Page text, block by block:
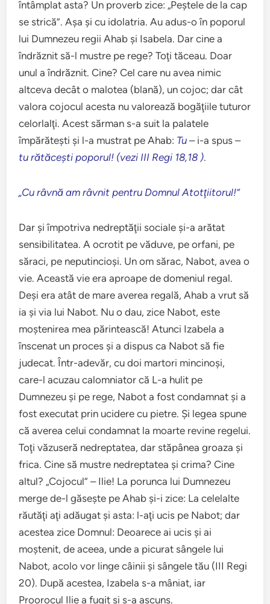
întâmplat asta? Un proverb zice: „Peştele de la cap
se strică”. Aşa şi cu idolatria. Au adus-o în poporul
lui Dumnezeu regii Ahab şi Isabela. Dar cine a
îndrăznit să-l mustre pe rege? Toţi tăceau. Doar
unul a îndrăznit. Cine? Cel care nu avea nimic
altceva decât o malotea (blană), un cojoc; dar cât
valora cojocul acesta nu valorează bogăţiile tuturor
celorlalţi. Acest sărman s-a suit la palatele
împărăteşti şi l-a mustrat pe Ahab: Tu– i-a spus –
tu rătăceşti poporul! (vezi III Regi 18,18 ).
„Cu râvnă am râvnit pentru Domnul Atotţiitorul!”
Dar şi împotriva nedreptăţii sociale şi-a arătat
sensibilitatea. A ocrotit pe văduve, pe orfani, pe
săraci, pe neputincioşi. Un om sărac, Nabot, avea o
vie. Această vie era aproape de domeniul regal.
Deşi era atât de mare averea regală, Ahab a vrut să
ia şi via lui Nabot. Nu o dau, zice Nabot, este
moştenirea mea părintească! Atunci Izabela a
înscenat un proces şi a dispus ca Nabot să fie
judecat. Într-adevăr, cu doi martori mincinoşi,
care-l acuzau calomniator că L-a hulit pe
Dumnezeu şi pe rege, Nabot a fost condamnat şi a
fost executat prin ucidere cu pietre. Şi legea spune
că averea celui condamnat la moarte revine regelui.
Toţi văzuseră nedreptatea, dar stăpânea groaza şi
frica. Cine să mustre nedreptatea şi crima? Cine
altul? „Cojocul” – Ilie! La porunca lui Dumnezeu
merge de-l găseşte pe Ahab şi-i zice: La celelalte
răutăţi aţi adăugat şi asta: l-aţi ucis pe Nabot; dar
acestea zice Domnul: Deoarece ai ucis şi ai
moştenit, de aceea, unde a picurat sângele lui
Nabot, acolo vor linge câinii şi sângele tău (III Regi
20). După acestea, Izabela s-a mâniat, iar
Proorocul Ilie a fugit şi s-a ascuns.